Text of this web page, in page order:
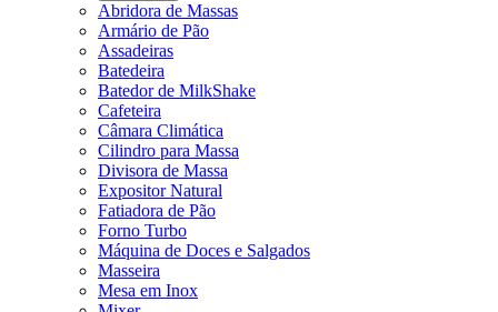
Abridora de Massas
Armário de Pão
Assadeiras
Batedeira
Batedor de MilkShake
Cafeteira
Câmara Climática
Cilindro para Massa
Divisora de Massa
Expositor Natural
Fatiadora de Pão
Forno Turbo
Máquina de Doces e Salgados
Masseira
Mesa em Inox